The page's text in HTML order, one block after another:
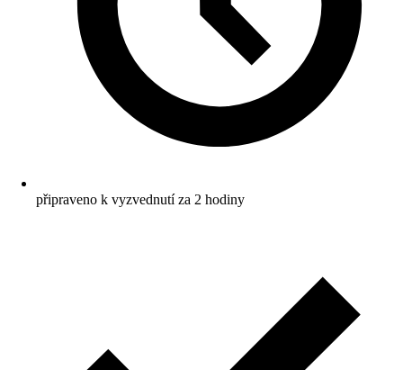
připraveno k vyzvednutí za 2 hodiny